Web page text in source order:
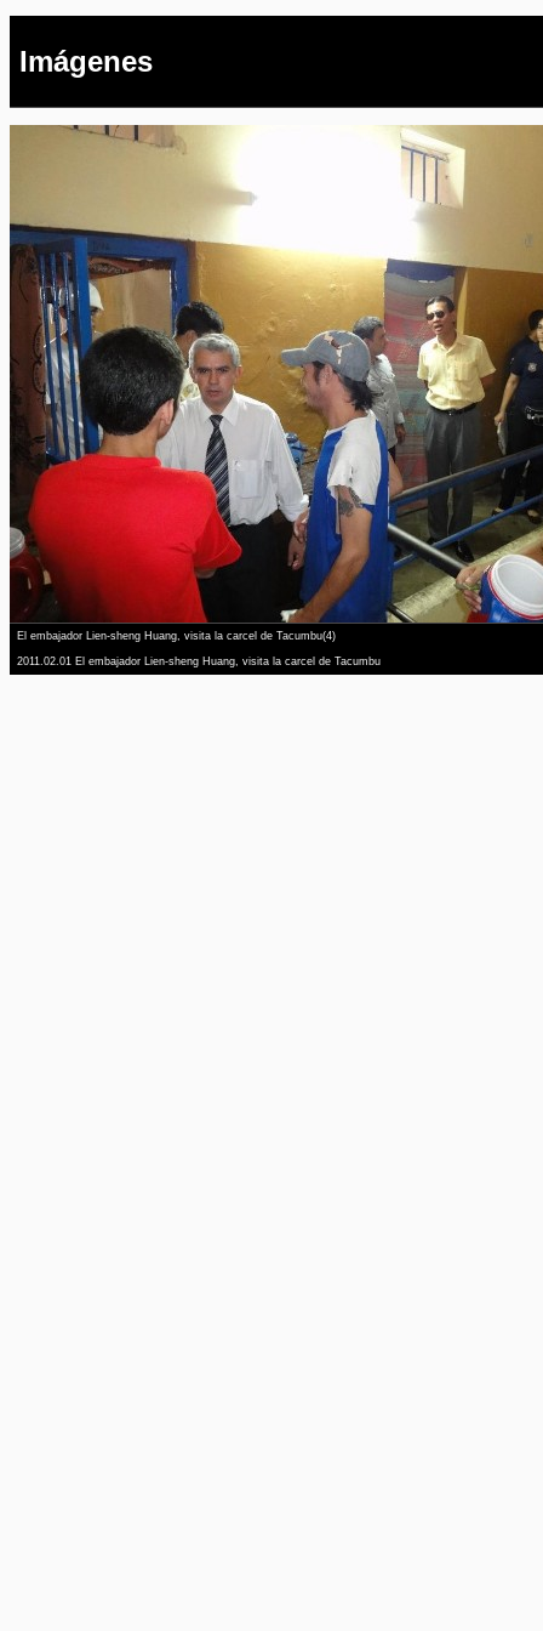
Imágenes
El embajador Lien-sheng Huang, visita la carcel de Tacumbu(4)
2011.02.01 El embajador Lien-sheng Huang, visita la carcel de Tacumbu